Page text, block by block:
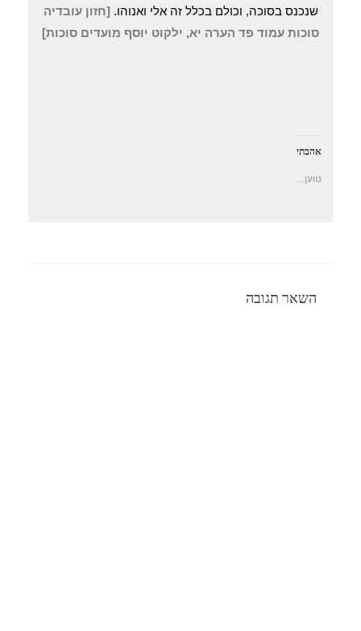
שנכנס בסוכה, וכולם בכלל זה אלי ואנוהו. [חזון עובדיה
סוכות עמוד פד הערה יא, ילקוט יוסף מועדים סוכות]
אהבתי
טוען...
השאר תגובה